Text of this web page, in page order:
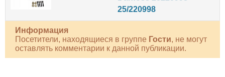
25/220998
Информация
Посетители, находящиеся в группе Гости, не могут
оставлять комментарии к данной публикации.